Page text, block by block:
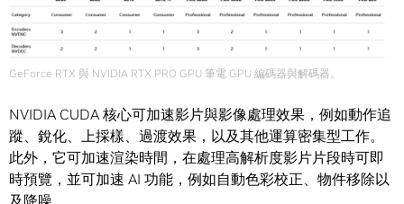
GeForce RTX 與 NVIDIA RTX PRO GPU 筆電 GPU 編碼器與解碼器。
NVIDIA CUDA 核心可加速影片與影像處理效果，例如動作追
蹤、銳化、上採樣、過渡效果，以及其他運算密集型工作。
此外，它可加速渲染時間，在處理高解析度影片片段時可即
時預覽，並可加速 AI 功能，例如自動色彩校正、物件移除以
及降噪。